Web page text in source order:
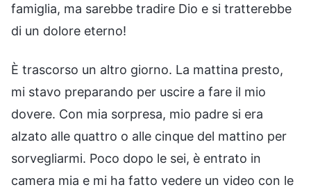
famiglia, ma sarebbe tradire Dio e si tratterebbe
di un dolore eterno!
È trascorso un altro giorno. La mattina presto,
mi stavo preparando per uscire a fare il mio
dovere. Con mia sorpresa, mio padre si era
alzato alle quattro o alle cinque del mattino per
sorvegliarmi. Poco dopo le sei, è entrato in
camera mia e mi ha fatto vedere un video con le